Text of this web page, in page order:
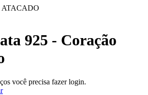
ATACADO
925 - Coração
você precisa fazer login.